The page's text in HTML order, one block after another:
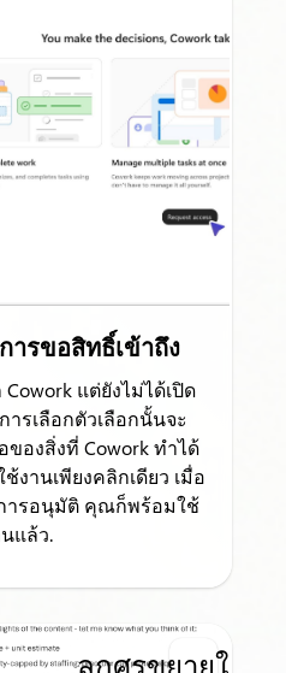
ารขอสิทธิ์เข้าถึง
แต่ยังไม่ได้เปิด
รเลือกตัวเลือกนั้นจะ
องสิ่งที่ Cowork ทำได้
งานเพียงคลิกเดียว เมื่อ
ารอนุมัติ คุณก็พร้อมใช้
แล้ว.
ลูกศรขยายใหญ่